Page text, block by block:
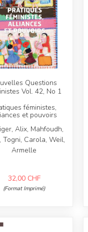
Questions
Vol. 42, No 1
féministes,
et pouvoirs
Alix, Mahfoudh,
Togni, Carola, Weil,
Armelle
32,00 CHF
(Format Imprimé)